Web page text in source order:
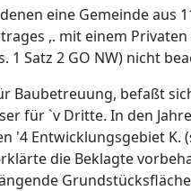
eine Gemeinde aus
,. mit einem
1 Satz 2 GO NW) nicht
Baubetreuung, befaßt
für `v Dritte. In den
'4 Entwicklungsgebiet K.
die Beklagte